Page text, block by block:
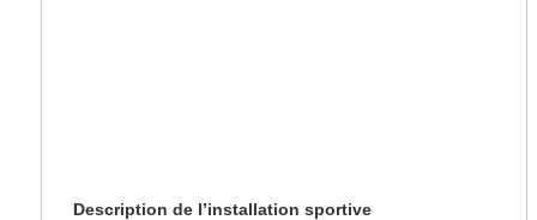
Description de l’installation sportive